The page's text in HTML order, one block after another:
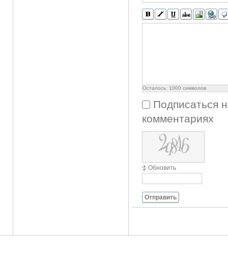
Осталось: 1000 символов
Подписаться
комментариях
Обновить
Отправить